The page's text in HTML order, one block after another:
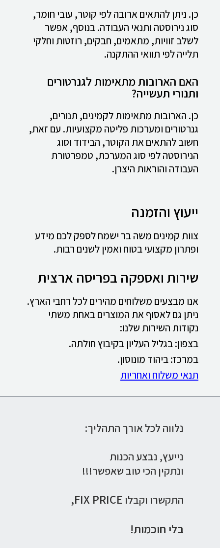
כן. ניתן להתאים ארובה לפי קוטר, עובי חומר,
סוג נירוסטה ותנאי העבודה. בנוסף, אפשר
לשלב זוויות, מתאמים, חבקים, רוזטות וחלקי
תלייה לפי תוואי ההתקנה.
האם הארובות מתאימות לגנרטורים
ותנורי תעשייה?
כן. הארובות מתאימות לקמינים, תנורים,
גנרטורים ומערכות פליטה מקצועיות. עם זאת,
חשוב להתאים את הקוטר, הבידוד וסוג
הנירוסטה לפי סוג המערכת, טמפרטורת
העבודה והוראות היצרן.
ייעוץ והזמנה
צוות קמינים משה בר ישמח לספק לכם מידע
ופתרון מקצועי בטוח ואמין לשנים רבות.
שירות ואספקה בפריסה ארצית
אנו מבצעים משלוחים מהירים לכל רחבי הארץ.
ניתן גם לאסוף את המוצרים באחת משתי
נקודות השירות שלנו:
בצפון: בגליל העליון בקיבוץ חולתה.
במרכז: ביהוד מונוסון.
תנאי משלוח ואחריות
נלווה לכל אורך התהליך:
נייעץ, נבצע הכנות
ונתקין הכי טוב שאפשר!!!
התקשרו וקבלו FIX PRICE,
בלי חוכמות!